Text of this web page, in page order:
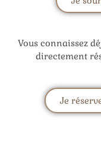
Vous connaissez
directement
Je